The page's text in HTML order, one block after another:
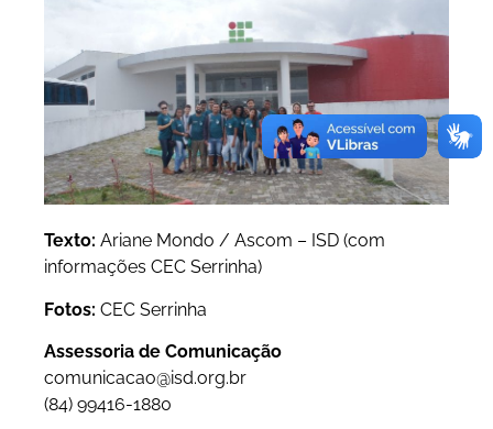
Texto: Ariane Mondo / Ascom – ISD (com
informações CEC Serrinha)
Fotos: CEC Serrinha
Assessoria de Comunicação
comunicacao@isd.org.br
(84) 99416-1880